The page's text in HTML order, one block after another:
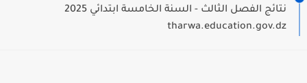
نتائج الفصل الثالث - السنة الخامسة ابتدائي 2025
tharwa.education.gov.dz